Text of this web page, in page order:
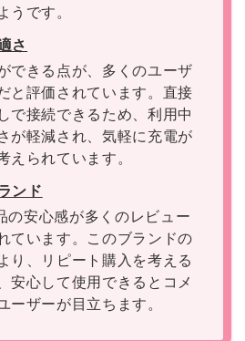
うです。
さ
できる点が、多くのユーザ
と評価されています。直接
で接続できるため、利用中
が軽減され、気軽に充電が
えられています。
ンド
の安心感が多くのレビュー
ています。このブランドの
り、リピート購入を考える
安心して使用できるとコメ
ーザーが目立ちます。